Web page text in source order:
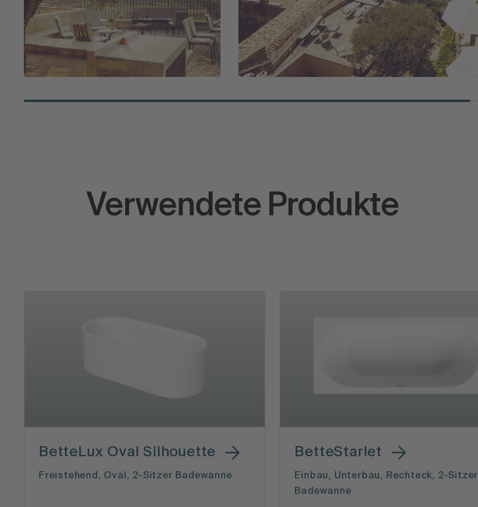
Verwendete Produkte
BetteLux Oval Silhouette
Freistehend, Oval, 2-Sitzer Badewanne
BetteStarlet
Einbau, Unterbau, Rechteck, 2-Sitzer
Badewanne